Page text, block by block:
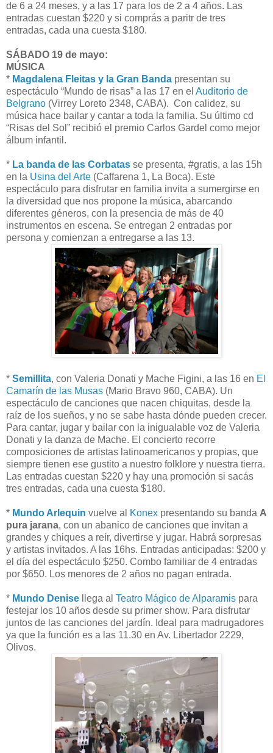
de 6 a 24 meses, y a las 17 para los de 2 a 4 años. Las
entradas cuestan $220 y si comprás a paritr de tres
entradas, cada una cuesta $180.
SÁBADO 19 de mayo:
MÚSICA
* Magdalena Fleitas y la Gran Banda presentan su
espectáculo “Mundo de risas” a las 17 en el Auditorio de
Belgrano (Virrey Loreto 2348, CABA). Con calidez, su
música hace bailar y cantar a toda la familia. Su último cd
“Risas del Sol” recibió el premio Carlos Gardel como mejor
álbum infantil.
* La banda de las Corbatas se presenta, #gratis, a las 15h
en la Usina del Arte (Caffarena 1, La Boca). Este
espectáculo para disfrutar en familia invita a sumergirse en
la diversidad que nos propone la música, abarcando
diferentes géneros, con la presencia de más de 40
instrumentos en escena. Se entregan 2 entradas por
persona y comienzan a entregarse a las 13.
* Semillita, con Valeria Donati y Mache Figini, a las 16 en El
Camarín de las Musas (Mario Bravo 960, CABA). Un
espectáculo de canciones que nacen chiquitas, desde la
raíz de los sueños, y no se sabe hasta dónde pueden crecer.
Para cantar, jugar y bailar con la inigualable voz de Valeria
Donati y la danza de Mache. El concierto recorre
composiciones de artistas latinoamericanos y propias, que
siempre tienen ese gustito a nuestro folklore y nuestra tierra.
Las entradas cuestan $220 y hay una promoción si sacás
tres entradas, cada una cuesta $180.
* Mundo Arlequin vuelve al Konex presentando su banda A
pura jarana, con un abanico de canciones que invitan a
grandes y chiques a reír, divertirse y jugar. Habrá sorpresas
y artistas invitados. A las 16hs. Entradas anticipadas: $200 y
el día del espectáculo $250. Combo familiar de 4 entradas
por $650. Los menores de 2 años no pagan entrada.
* Mundo Denise llega al Teatro Mágico de Alparamis para
festejar los 10 años desde su primer show. Para disfrutar
juntos de las canciones del jardín. Ideal para madrugadores
ya que la función es a las 11.30 en Av. Libertador 2229,
Olivos.